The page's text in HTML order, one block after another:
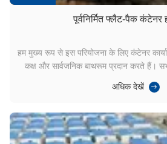
पूर्वनिर्मित फ्लैट-पैक
हम मुख्य रूप से इस परियोजना के लिए कंटेनर
कक्ष और सार्वजनिक बाथरूम प्रदान करते हैं।
एकल कमरे में विभाजित किया गया है।, डबल
अधिक देखें